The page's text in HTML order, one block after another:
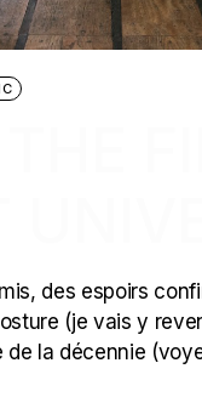
des espoirs
(je vais y
la décennie